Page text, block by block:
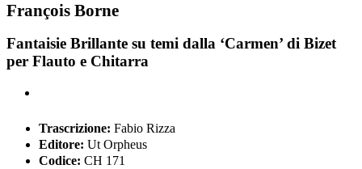
François Borne
Fantaisie Brillante su temi dalla ‘Carmen’ di Bizet
per Flauto e Chitarra
Trascrizione: Fabio Rizza
Editore: Ut Orpheus
Codice: CH 171